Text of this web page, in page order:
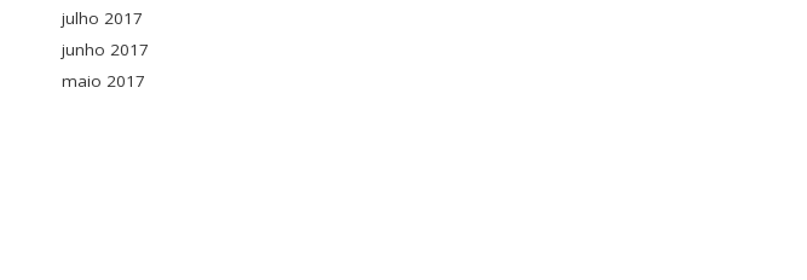
julho 2017
junho 2017
maio 2017